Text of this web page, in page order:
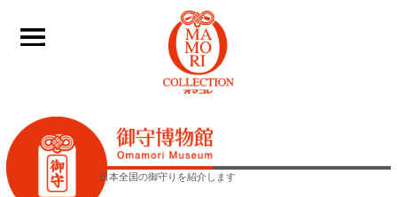
____
日本全国の御守りを紹介します